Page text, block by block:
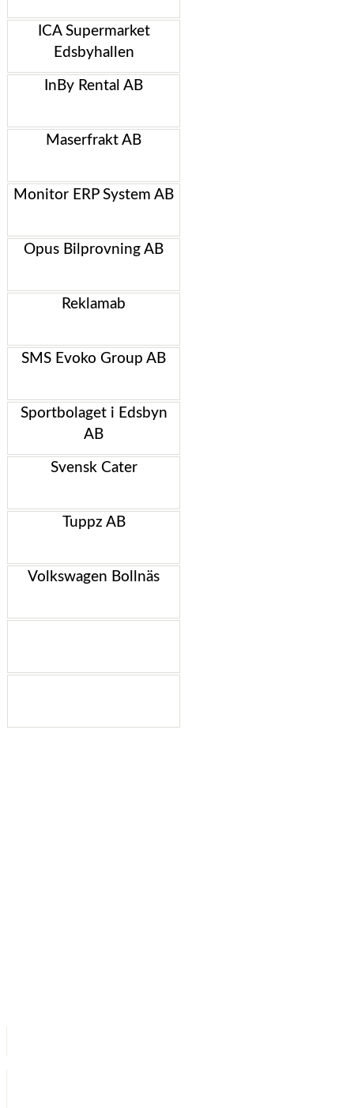
ICA Supermarket
Edsbyhallen
InBy Rental AB
Maserfrakt AB
Monitor ERP System AB
Opus Bilprovning AB
Reklamab
SMS Evoko Group AB
Sportbolaget i Edsbyn
AB
Svensk Cater
Tuppz AB
Volkswagen Bollnäs